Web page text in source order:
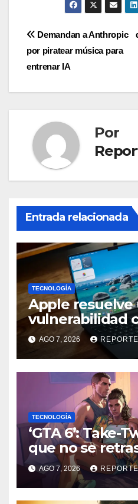
Navegación
de
entradas
Demandan a Anthropic
por piratear música para
entrenar IA
Por
Entrada relacionada
TECNOLOGÍA
Apple resuelve
vulnerabilidad
macOS:
ahora
AGO 7, 2026
TECNOLOGÍA
‘GTA 6’: Take-
que no se
y quiere que
confíes
AGO 7, 2026